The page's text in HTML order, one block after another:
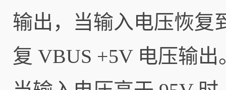
输出，当输入电压恢复
复 VBUS +5V 电压输出